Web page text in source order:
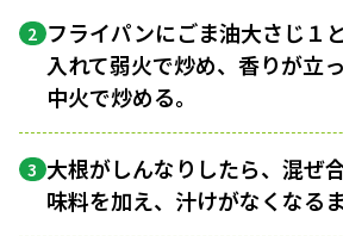
2 フライパンにごま油大さじ１
入れて弱火で炒め、香りが立
中火で炒める。
3 大根がしんなりしたら、混ぜ
味料を加え、汁けがなくなる